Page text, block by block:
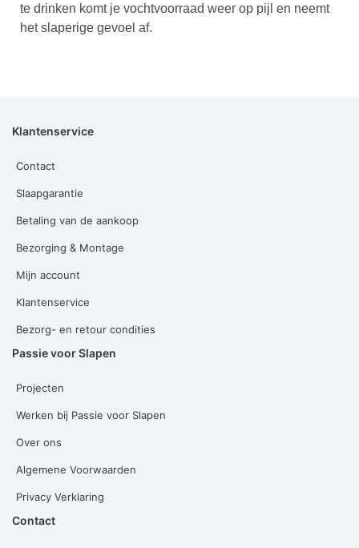
te drinken komt je vochtvoorraad weer op pijl en neemt
het slaperige gevoel af.
Klantenservice
Contact
Slaapgarantie
Betaling van de aankoop
Bezorging & Montage
Mijn account
Klantenservice
Bezorg- en retour condities
Passie voor Slapen
Projecten
Werken bij Passie voor Slapen
Over ons
Algemene Voorwaarden
Privacy Verklaring
Contact